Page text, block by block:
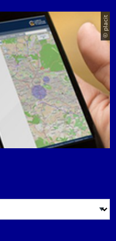
© placit